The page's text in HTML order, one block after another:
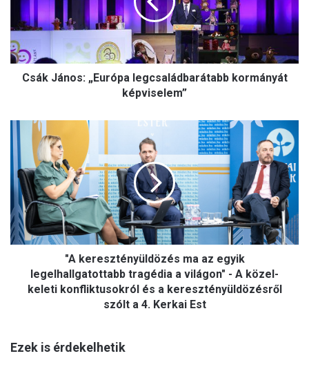
n
o
s
u
r
p
a
e
g
c
r
Csák János: „Európa legcsaládbarátabb kormányát
képviselem”
k
e
r
s
z
t
ö
"A keresztényüldözés ma az egyik
legelhallgatottabb tragédia a világon" - A közel-
keleti konfliktusokról és a keresztényüldözésről
szólt a 4. Kerkai Est
Ezek is érdekelhetik